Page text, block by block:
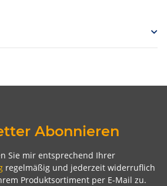
Abonnieren
Sie mir entsprechend Ihrer
regelmäßig und jederzeit widerruflich
Produktsortiment per E-Mail zu.